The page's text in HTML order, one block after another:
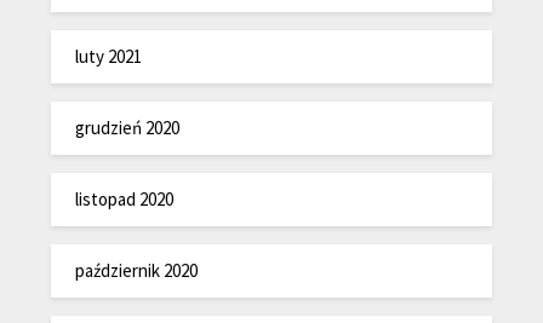
luty 2021
grudzień 2020
listopad 2020
październik 2020